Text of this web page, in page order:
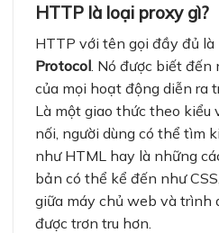
HTTP là loại proxy gì?
HTTP với tên gọi đầy đủ là
Protocol . Nó được biết
của mọi hoạt động diễn ra
Là một giao thức theo
nối, người dùng có thể tìm
như HTML hay là những
bản có thể kể đến như
giữa máy chủ web và trình
được trơn tru hơn.